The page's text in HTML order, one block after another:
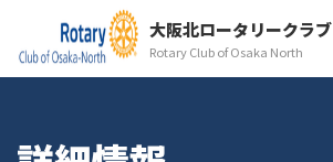
大阪北ロータリークラブ
Rotary Club of Osaka North